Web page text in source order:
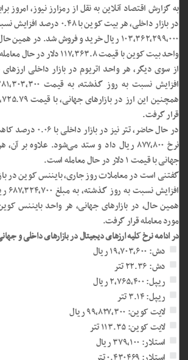
در بازار داخلی، هر بیت کوین با ۰.۴۸
۱۰۳,۳۶۲,۲۹۹,۰۰۰ ریال خرید و فروش شد. در همین
واحد بیت کوین با قیمت ۱۱۷,۳۶۳.۸ دلار در حال معامله می‌باشد.
قرار گرفت.
در حال حاضر، تتر نیز در
نرخ ۸۷۷,۸۰۰ ریال داد و ستد می‌شود. علاوه بر آن،
جهانی با قیمت ۱ دلار در حال معامله است.
افزایش
مورد معامله قرار گرفت.
در ادامه نرخ کلیه ارز‌های دیجیتال در بازار‌های داخلی و
دش: ۱۹,۷۰۳,۶۰۰ ریال
دش: ۲۲.۳۶ تتر
ریپل: ۲,۷۶۵,۴۰۰ ریال
ریپل: ۳.۱۴ تتر
لایت کوین: ۹۹,۸۲۷,۳۰۰ ریال
لایت کوین: ۱۱۳.۳۵ تتر
استلار: ۳۷۹,۱۰۰ ریال